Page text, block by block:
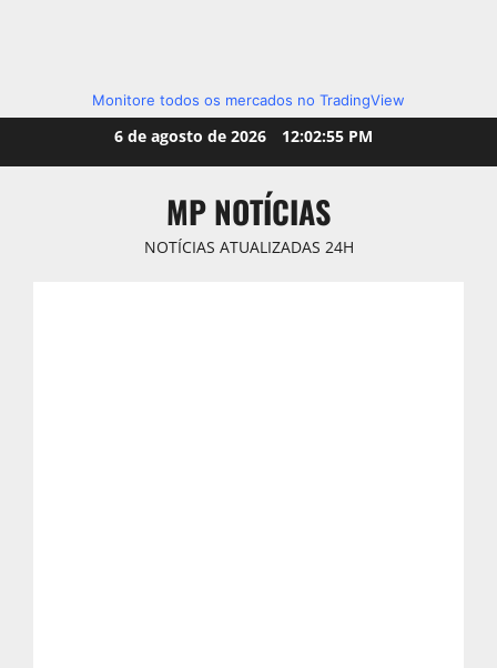
Monitore todos os mercados no TradingView
6 de agosto de 2026 12:02:56 PM
MP NOTÍCIAS
NOTÍCIAS ATUALIZADAS 24H